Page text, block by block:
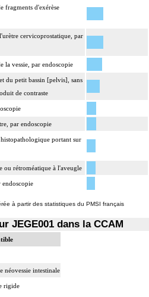
fragments d'exérèse
cervicoprostatique, par
la vessie, par endoscopie
du petit bassin [pelvis], sans
de contraste
par endoscopie
portant sur
ou rétroméatique à l'aveugle
endoscopie
à partir des statistiques du PMSI français
JEGE001 dans la CCAM
néovessie intestinale
rigide